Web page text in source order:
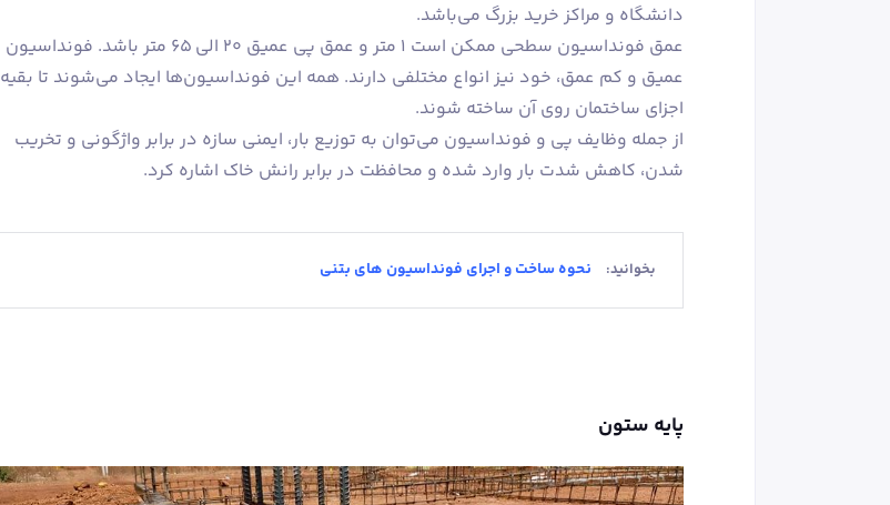
دانشگاه و مراکز خرید بزرگ می‌باشد.
عمق فونداسیون سطحی ممکن است 1 متر و عمق پی عمیق 20 الی 65 متر باشد. فونداسیون
عمیق و کم عمق، خود نیز انواع مختلفی دارند. همه این فونداسیون‌ها ایجاد می‌شوند تا بقیه
اجزای ساختمان روی آن ساخته شوند.
از جمله وظایف پی و فونداسیون می‌توان به توزیع بار، ایمنی سازه در برابر واژگونی و تخریب
شدن، کاهش شدت بار وارد شده و محافظت در برابر رانش خاک اشاره کرد.
بخوانید: نحوه ساخت و اجرای فونداسیون های بتنی
پایه ستون